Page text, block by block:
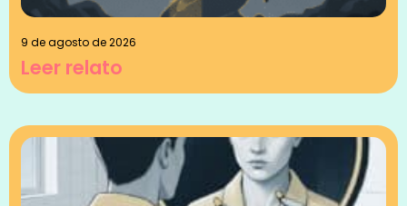
9 de agosto de 2026
Leer relato